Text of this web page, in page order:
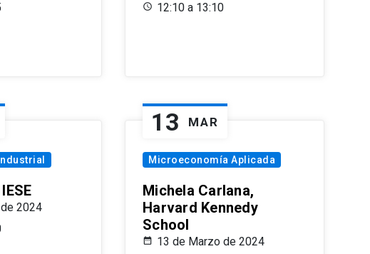
12:10 a 13:10
2024
13 MAR
Microeconomía Aplicada
Michela Carlana,
Harvard Kennedy
School
13 de Marzo de 2024